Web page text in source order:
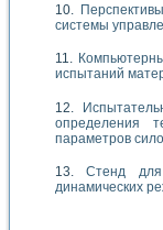
системы
испытаний
определения
параметров
Стенд
динамических